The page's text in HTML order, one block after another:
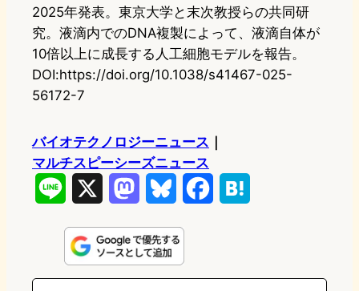
2025年発表。東京大学と末次教授らの共同研
究。液滴内でのDNA複製によって、液滴自体が
10倍以上に成長する人工細胞モデルを報告。
DOI:https://doi.org/10.1038/s41467-025-
56172-7
バイオテクノロジーニュース ｜
マルチスピーシーズニュース
n
e
s
t
u
e
e
e